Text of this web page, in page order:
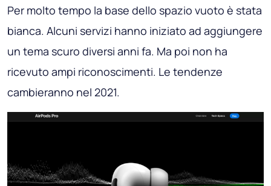
Per molto tempo la base dello spazio vuoto è stata
bianca. Alcuni servizi hanno iniziato ad aggiungere
un tema scuro diversi anni fa. Ma poi non ha
ricevuto ampi riconoscimenti. Le tendenze
cambieranno nel 2021.